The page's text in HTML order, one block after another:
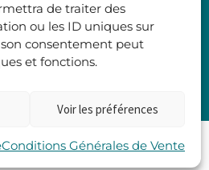
de traiter des
ou les ID uniques sur
consentement peut
et fonctions.
Voir les préférences
Conditions Générales de Vente